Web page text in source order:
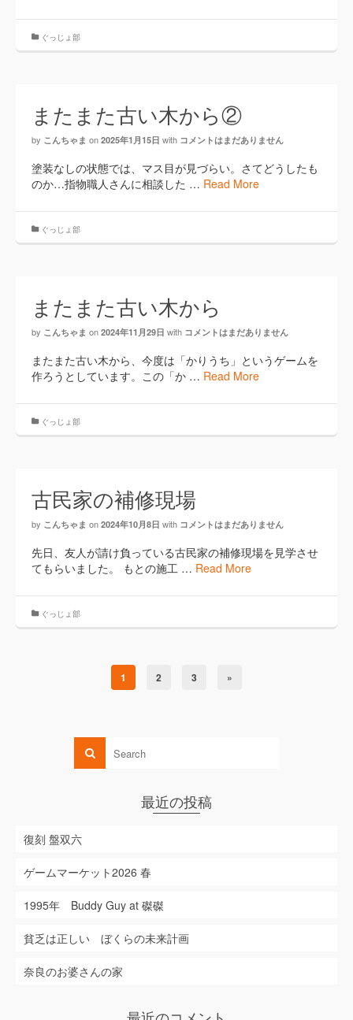
ぐっじょ部
またまた古い木から②
by こんちゃま on 2025年1月15日 with コメントはまだありません
塗装なしの状態では、マス目が見づらい。さてどうしたも
のか…指物職人さんに相談した … Read More
ぐっじょ部
またまた古い木から
by こんちゃま on 2024年11月29日 with コメントはまだありません
またまた古い木から、今度は「かりうち」というゲームを
作ろうとしています。この「か … Read More
ぐっじょ部
古民家の補修現場
by こんちゃま on 2024年10月8日 with コメントはまだありません
先日、友人が請け負っている古民家の補修現場を見学させ
てもらいました。 もとの施工 … Read More
ぐっじょ部
1 2 3 »
最近の投稿
復刻 盤双六
ゲームマーケット2026 春
1995年 Buddy Guy at 磔磔
貧乏は正しい ぼくらの未来計画
奈良のお婆さんの家